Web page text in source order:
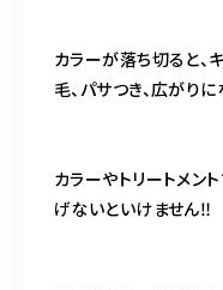
カラーが落ち切ると、
毛、パサつき、広がり
カラーやトリートメン
げないといけません‼️